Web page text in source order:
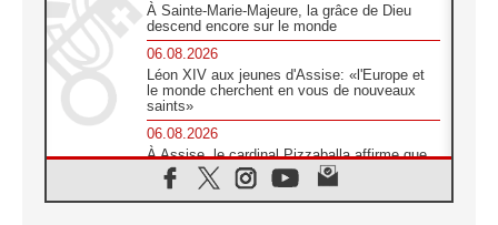
À Sainte-Marie-Majeure, la grâce de Dieu
descend encore sur le monde
06.08.2026
Léon XIV aux jeunes d'Assise: «l'Europe et
le monde cherchent en vous de nouveaux
saints»
06.08.2026
À Assise, le cardinal Pizzaballa affirme que
«les chrétiens veulent la paix»
06.08.2026